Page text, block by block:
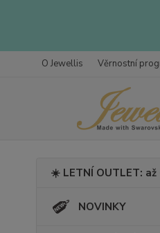
O Jewellis Věrnostní
☀️ LETNÍ OUTLET:
NOVINKY